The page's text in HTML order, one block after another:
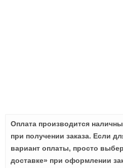
Оплата производится
при получении заказа. Если
вариант оплаты, просто
доставке» при оформлении